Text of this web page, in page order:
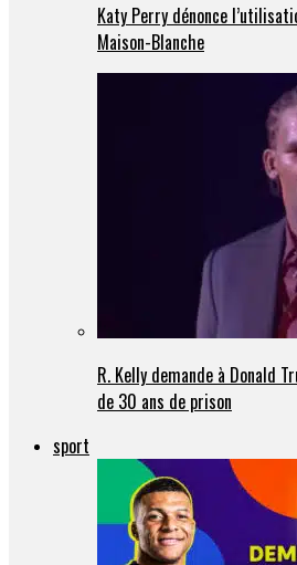
Katy Perry dénonce
Maison-Blanche
R. Kelly demande à Donald
de 30 ans de prison
sport